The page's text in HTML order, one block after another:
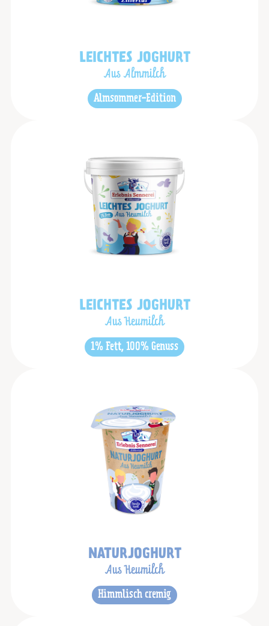
LEICHTES JOGHURT
Aus Almmilch
Almsommer-Edition
LEICHTES JOGHURT
Aus Heumilch
1% Fett, 100% Genuss
NATURJOGHURT
Aus Heumilch
Himmlisch cremig